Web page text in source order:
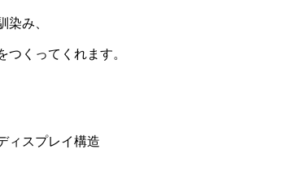
染み、
くってくれます。
ィスプレイ構造